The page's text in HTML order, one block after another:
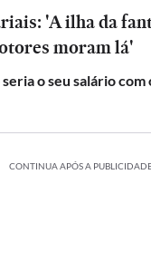
'A ilha da
moram lá'
o seu salário com
CONTINUA APÓS A